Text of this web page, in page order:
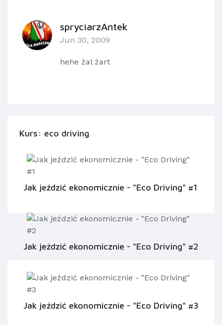
spryciarzAntek
Jun 30, 2009
hehe żal żart
Kurs: eco driving
Jak jeździć ekonomicznie - "Eco Driving" #1
Jak jeździć ekonomicznie - "Eco Driving" #2
Jak jeździć ekonomicznie - "Eco Driving" #3